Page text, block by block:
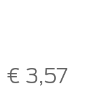
€ 3,57